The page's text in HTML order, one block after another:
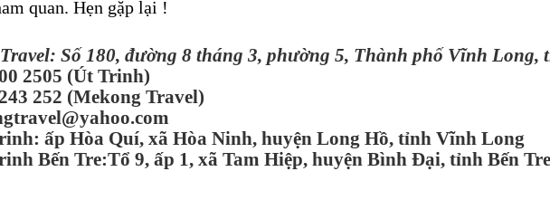
quan. Hẹn gặp lại !
Số 180, đường 8 tháng 3, phường 5, Thành phố Vĩnh
2505 (Út Trinh)
252 (Mekong Travel)
ấp Hòa Quí, xã Hòa Ninh, huyện Long Hồ, tỉnh Vĩnh Long
Bến Tre:Tổ 9, ấp 1, xã Tam Hiệp, huyện Bình Đại, tỉnh Bến Tre